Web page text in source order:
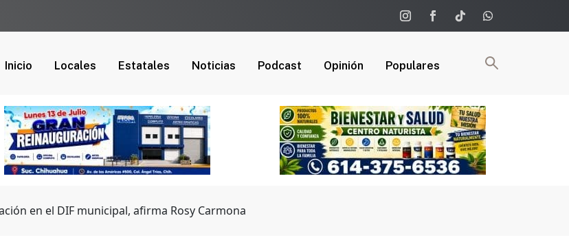
Inicio Locales Estatales Noticias Podcast Opinión Populares
en el DIF municipal, afirma Rosy Carmona